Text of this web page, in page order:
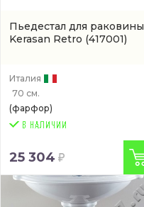
Пьедестал для раковины
Kerasan Retro (417001)
Италия
70 см.
(фарфор)
25 304